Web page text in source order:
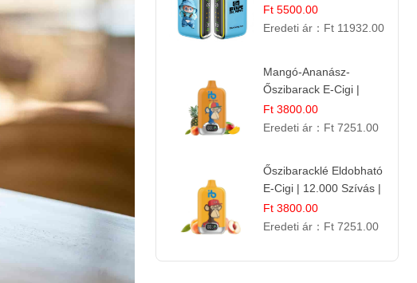
Eldobható E-Cigaretta
Ft 5500.00
Eredeti ár： Ft 11932.00
Mangó-Ananász-
Őszibarack E-Cigi |
12.000 Befújás |
Tropikus Gyümölcs Íz
Ft 3800.00
Eredeti ár： Ft 7251.00
Őszibaracklé Eldobható
E-Cigi | 12.000 Szívás |
Frissítő Barack Íz
Ft 3800.00
Eredeti ár： Ft 7251.00